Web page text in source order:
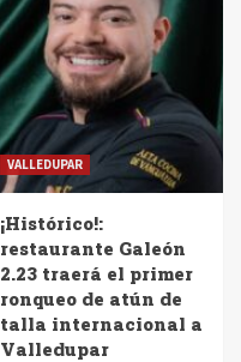
VALLEDUPAR
¡Histórico!:
restaurante Galeón
2.23 traerá el primer
ronqueo de atún de
talla internacional a
Valledupar